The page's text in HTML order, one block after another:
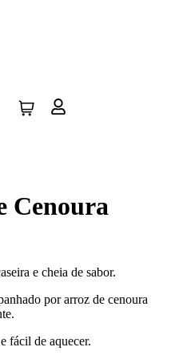
Cenoura
e cheia de sabor.
por arroz de cenoura
fácil de aquecer.